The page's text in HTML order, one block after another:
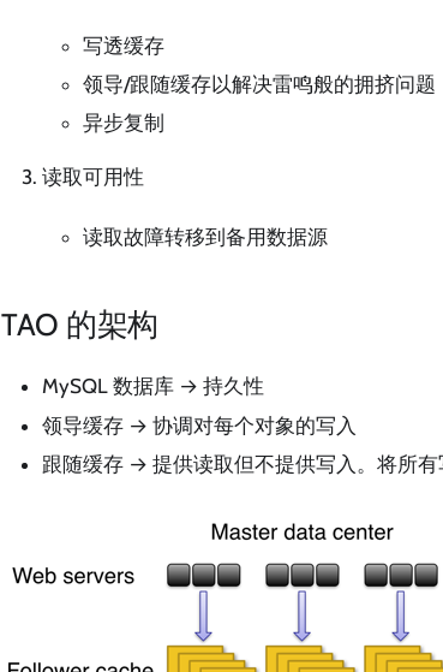
写透缓存
领导/跟随缓存以解决雷鸣般的拥挤问题
异步复制
读取可用性
读取故障转移到备用数据源
TAO 的架构
MySQL 数据库 → 持久性
领导缓存 → 协调对每个对象的写入
跟随缓存 → 提供读取但不提供写入。将所有